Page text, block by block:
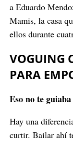
a Eduardo
Mamis, la casa
ellos durante
VOGUING
PARA
Eso no te
Hay una
curtir. Bailar ahí